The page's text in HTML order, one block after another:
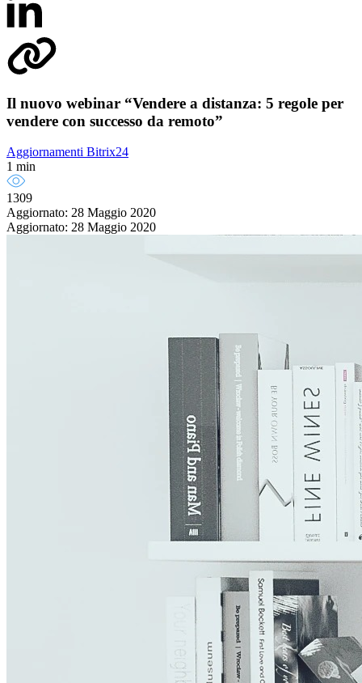
Il nuovo webinar “Vendere a distanza: 5 regole per
vendere con successo da remoto”
Aggiornamenti Bitrix24
1 min
1309
Aggiornato: 28 Maggio 2020
Aggiornato: 28 Maggio 2020